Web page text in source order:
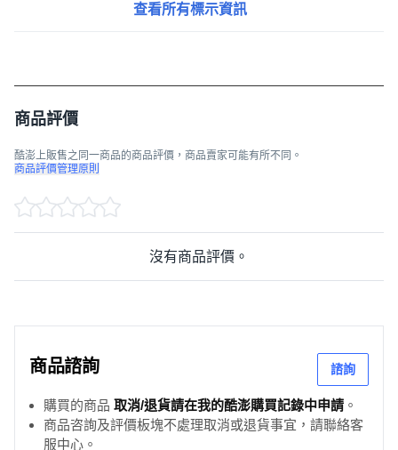
查看所有標示資訊
商品評價
酷澎上販售之同一商品的商品評價，商品賣家可能有所不同。
商品評價管理原則
沒有商品評價。
商品諮詢 諮詢
購買的商品 取消/退貨請在我的酷澎購買記錄中申請 。
商品咨詢及評價板塊不處理取消或退貨事宜，請聯絡客
服中心。